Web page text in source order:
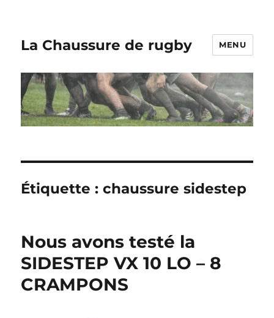
La Chaussure de rugby MENU
Étiquette :chaussure sidestep
Nous avons testé la
SIDESTEP VX 10 LO – 8
CRAMPONS